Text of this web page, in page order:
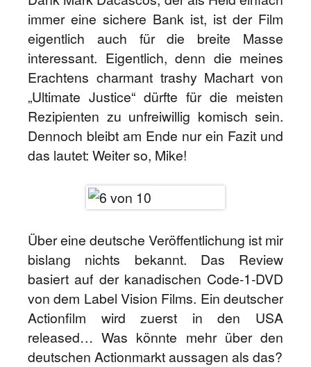
immer eine sichere Bank ist, ist der Film
eigentlich auch für die breite Masse
interessant. Eigentlich, denn die meines
Erachtens charmant trashy Machart von
„Ultimate Justice“ dürfte für die meisten
Rezipienten zu unfreiwillig komisch sein.
Dennoch bleibt am Ende nur ein Fazit und
das lautet: Weiter so, Mike!
Über eine deutsche Veröffentlichung ist mir
bislang nichts bekannt. Das Review
basiert auf der kanadischen Code-1-DVD
von dem Label Vision Films. Ein deutscher
Actionfilm wird zuerst in den USA
released… Was könnte mehr über den
deutschen Actionmarkt aussagen als das?